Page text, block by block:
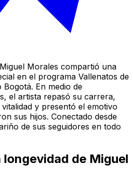
Morales compartió una
en el programa Vallenatos de
En medio de
el artista repasó su carrera,
y presentó el emotivo
sus hijos. Conectado desde
de sus seguidores en todo
longevidad de Miguel